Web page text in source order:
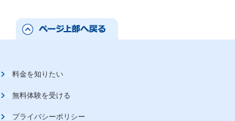
料金を知りたい
無料体験を受ける
プライバシーポリシー